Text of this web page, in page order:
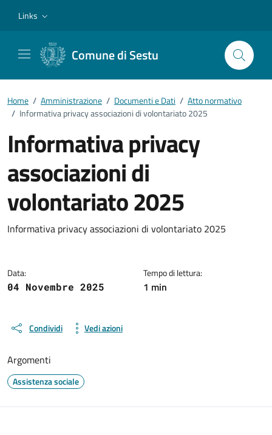
Links
Comune di Sestu
Home / Amministrazione / Documenti e Dati / Atto normativo
/ Informativa privacy associazioni di volontariato 2025
Informativa privacy
associazioni di
volontariato 2025
Dettagli del documento
Informativa privacy associazioni di volontariato 2025
Data:
04 Novembre 2025
Tempo di lettura:
1 min
Condividi Vedi azioni
Argomenti
Assistenza sociale